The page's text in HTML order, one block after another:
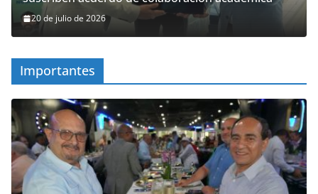
20 de julio de 2026
Importantes